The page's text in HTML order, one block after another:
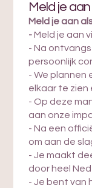
Meld je
Meld je aan
-Meld je aan
- Na
persoonlijk
- We plannen
elkaar te zien
- Op deze
aan onze
- Na een
om aan de
- Je maakt
door heel
- Je bent van